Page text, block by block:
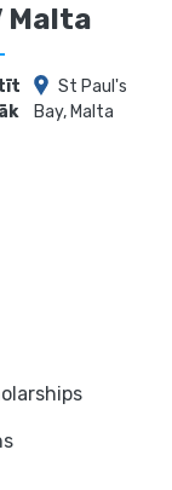
Malta
St Paul's
Bay, Malta